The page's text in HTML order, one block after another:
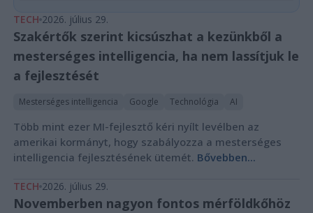
TECH 2026. július 29.
Szakértők szerint kicsúszhat a kezünkből a
mesterséges intelligencia, ha nem lassítjuk le
a fejlesztését
Mesterséges intelligencia Google Technológia AI
Több mint ezer MI-fejlesztő kéri nyílt levélben az
amerikai kormányt, hogy szabályozza a mesterséges
intelligencia fejlesztésének ütemét. Bővebben...
TECH 2026. július 29.
Novemberben nagyon fontos mérföldkőhöz